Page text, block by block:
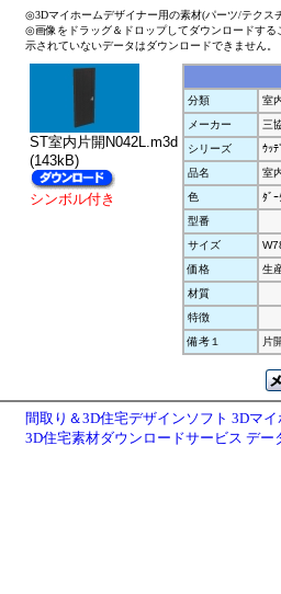
◎3Dマイホームデザイナー用の素材(パーツ/テクス
◎画像をドラッグ＆ドロップしてダウンロードす
示されていないデータはダウンロードできません。
ST室内片開N042L.m3d
(143kB)
シンボル付き
分類
室
メーカー
三
シリーズ
ｳｯﾃ
品名
室
色
ﾀﾞｰ
型番
サイズ
価格
生
材質
特徴
備考１
片
間取り＆3D住宅デザインソフト 3Dマ
3D住宅素材ダウンロードサービス デー